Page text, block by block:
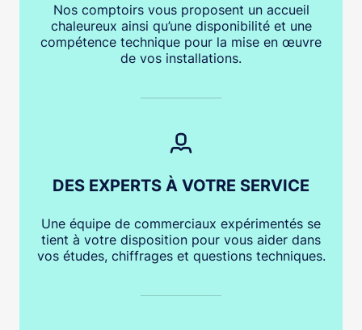
Nos comptoirs vous proposent un accueil
chaleureux ainsi qu’une disponibilité et une
compétence technique pour la mise en œuvre
de vos installations.
DES EXPERTS À VOTRE SERVICE
Une équipe de commerciaux expérimentés se
tient à votre disposition pour vous aider dans
vos études, chiffrages et questions techniques.